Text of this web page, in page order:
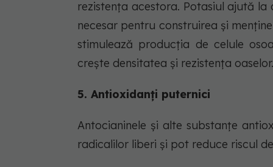
rezistența acestora. Potasiul ajută
necesar pentru construirea și
stimulează producția de celule
crește densitatea și rezistența oaselor.
5. Antioxidanți puternici
Antocianinele și alte substanțe
radicalilor liberi și pot reduce riscul